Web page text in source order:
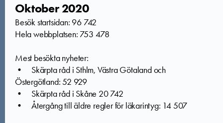
Oktober 2020
Besök startsidan: 96 742
Hela webbplatsen: 753 478
Mest besökta nyheter:
• Skärpta råd i Sthlm, Västra Götaland och
Östergötland: 52 929
• Skärpta råd i Skåne 20 742
• Återgång till äldre regler för läkarintyg: 14 507